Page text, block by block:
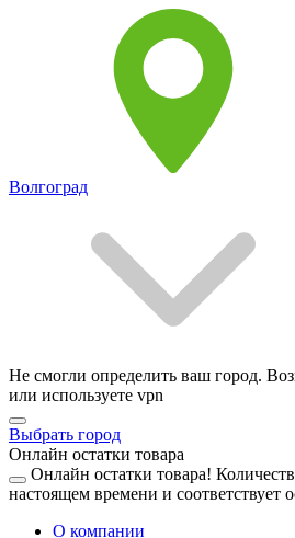
Волгоград
Не смогли определить ваш город.
или используете vpn
Выбрать город
Онлайн остатки товара
Онлайн остатки товара!
настоящем времени и соответствует
О компании